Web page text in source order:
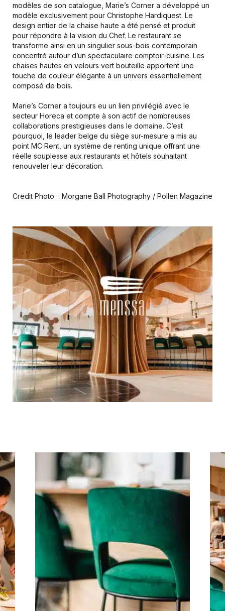
modèles de son catalogue, Marie’s Corner a développé un
modèle exclusivement pour Christophe Hardiquest. Le
design entier de la chaise haute a été pensé et produit
pour répondre à la vision du Chef. Le restaurant se
transforme ainsi en un singulier sous-bois contemporain
concentré autour d’un spectaculaire comptoir-cuisine. Les
chaises hautes en velours vert bouteille apportent une
touche de couleur élégante à un univers essentiellement
composé de bois.
Marie’s Corner a toujours eu un lien privilégié avec le
secteur Horeca et compte à son actif de nombreuses
collaborations prestigieuses dans le domaine. C’est
pourquoi, le leader belge du siège sur-mesure a mis au
point MC Rent, un système de renting unique offrant une
réelle souplesse aux restaurants et hôtels souhaitant
renouveler leur décoration.
Credit Photo : Morgane Ball Photography / Pollen Magazine